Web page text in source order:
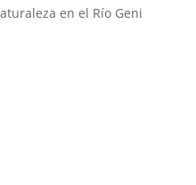
en el Río Geni